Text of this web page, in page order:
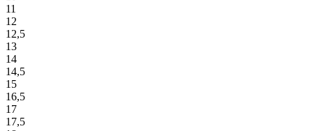
11
12
12,5
13
14
14,5
15
16,5
17
17,5